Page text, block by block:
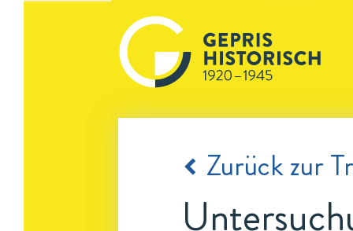
Zurück zur